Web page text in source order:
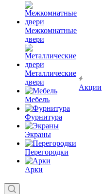
Межкомнатные
двери
Металлические
двери
Мебель
Фурнитура
Экраны
Перегородки
Арки
Акции